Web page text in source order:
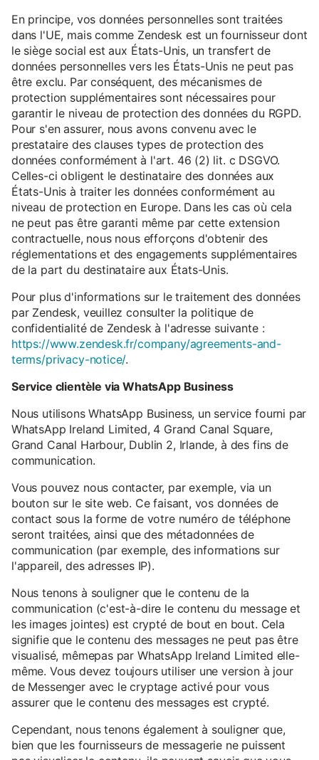
En principe, vos données personnelles sont traitées
dans l'UE, mais comme Zendesk est un fournisseur dont
le siège social est aux États-Unis, un transfert de
données personnelles vers les États-Unis ne peut pas
être exclu. Par conséquent, des mécanismes de
protection supplémentaires sont nécessaires pour
garantir le niveau de protection des données du RGPD.
Pour s'en assurer, nous avons convenu avec le
prestataire des clauses types de protection des
données conformément à l'art. 46 (2) lit. c DSGVO.
Celles-ci obligent le destinataire des données aux
États-Unis à traiter les données conformément au
niveau de protection en Europe. Dans les cas où cela
ne peut pas être garanti même par cette extension
contractuelle, nous nous efforçons d'obtenir des
réglementations et des engagements supplémentaires
de la part du destinataire aux États-Unis.
Pour plus d'informations sur le traitement des données
par Zendesk, veuillez consulter la politique de
confidentialité de Zendesk à l'adresse suivante :
https://www.zendesk.fr/company/agreements-and-
terms/privacy-notice/.
Service clientèle via WhatsApp Business
Nous utilisons WhatsApp Business, un service fourni par
WhatsApp Ireland Limited, 4 Grand Canal Square,
Grand Canal Harbour, Dublin 2, Irlande, à des fins de
communication.
Vous pouvez nous contacter, par exemple, via un
bouton sur le site web. Ce faisant, vos données de
contact sous la forme de votre numéro de téléphone
seront traitées, ainsi que des métadonnées de
communication (par exemple, des informations sur
l'appareil, des adresses IP).
Nous tenons à souligner que le contenu de la
communication (c'est-à-dire le contenu du message et
les images jointes) est crypté de bout en bout. Cela
signifie que le contenu des messages ne peut pas être
visualisé, mêmepas par WhatsApp Ireland Limited elle-
même. Vous devez toujours utiliser une version à jour
de Messenger avec le cryptage activé pour vous
assurer que le contenu des messages est crypté.
Cependant, nous tenons également à souligner que,
bien que les fournisseurs de messagerie ne puissent